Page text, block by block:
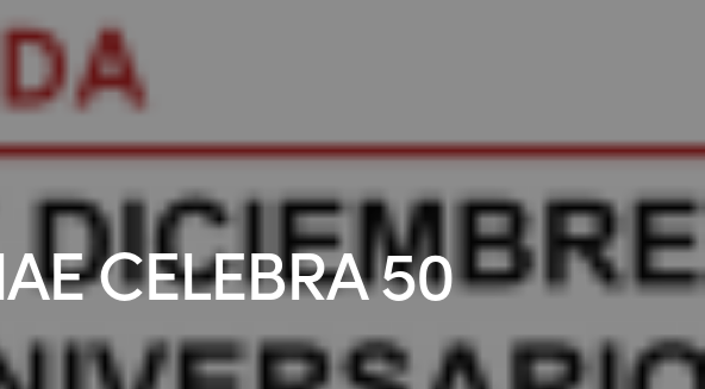
CELEBRA 50